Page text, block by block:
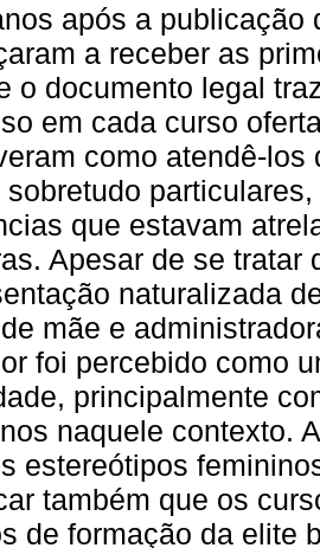
após a publicação
a receber as
o documento legal
em cada curso
como atendê-
sobretudo
que estavam
Apesar de se tratar
naturalizada
mãe e
foi percebido como
principalmente
naquele contexto.
estereótipos
também que os
de formação da elite